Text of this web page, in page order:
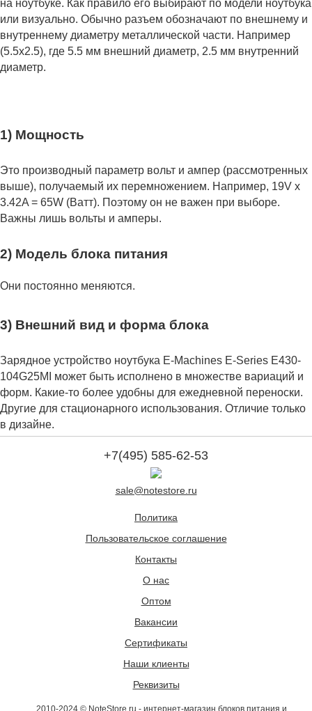
на ноутбуке. Как правило его выбирают по модели ноутбука
или визуально. Обычно разъем обозначают по внешнему и
внутреннему диаметру металлической части. Например
(5.5x2.5), где 5.5 мм внешний диаметр, 2.5 мм внутренний
диаметр.
1) Мощность
Это производный параметр вольт и ампер (рассмотренных
выше), получаемый их перемножением. Например, 19V x
3.42A = 65W (Ватт). Поэтому он не важен при выборе.
Важны лишь вольты и амперы.
2) Модель блока питания
Они постоянно меняются.
3) Внешний вид и форма блока
Зарядное устройство ноутбука E-Machines E-Series E430-
104G25MI может быть исполнено в множестве вариаций и
форм. Какие-то более удобны для ежедневной переноски.
Другие для стационарного использования. Отличие только
в дизайне.
+7(495) 585-62-53
sale@notestore.ru
Политика
Пользовательское соглашение
Контакты
О нас
Оптом
Вакансии
Сертификаты
Наши клиенты
Реквизиты
2010-2024 © NoteStore.ru - интернет-магазин блоков питания и